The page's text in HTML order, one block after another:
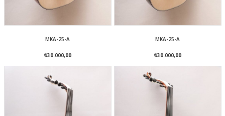
MKA-25-A
₺30.000,00
MKA-25-A
₺30.000,00